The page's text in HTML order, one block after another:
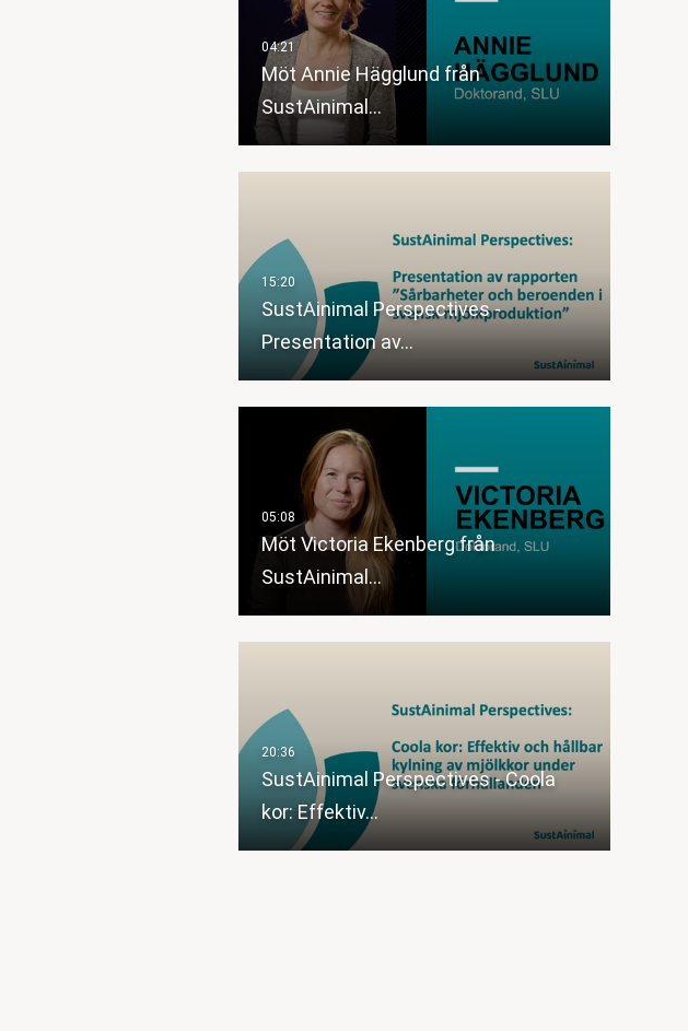
Möt Annie Hägglund från
SustAinimal…
SustAinimal Perspectives -
Presentation av…
Möt Victoria Ekenberg från
SustAinimal…
SustAinimal Perspectives - Coola
kor: Effektiv…